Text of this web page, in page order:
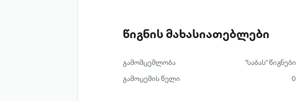
წიგნის მახასიათებლები
გამომცემლობა
"საბას" წიგნები
გამოცემის წელი
0